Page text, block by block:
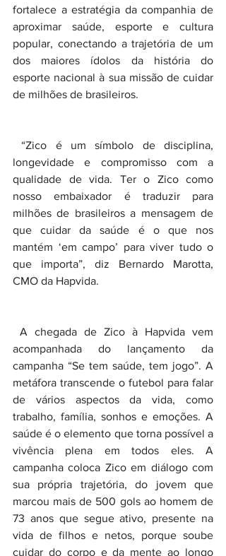
fortalece a estratégia da companhia de
aproximar saúde, esporte e cultura
popular, conectando a trajetória de um
dos maiores ídolos da história do
esporte nacional à sua missão de cuidar
de milhões de brasileiros.
“Zico é um símbolo de disciplina,
longevidade e compromisso com a
qualidade de vida. Ter o Zico como
nosso embaixador é traduzir para
milhões de brasileiros a mensagem de
que cuidar da saúde é o que nos
mantém ‘em campo’ para viver tudo o
que importa”, diz Bernardo Marotta,
CMO da Hapvida.
A chegada de Zico à Hapvida vem
acompanhada do lançamento da
campanha “Se tem saúde, tem jogo”. A
metáfora transcende o futebol para falar
de vários aspectos da vida, como
trabalho, família, sonhos e emoções. A
saúde é o elemento que torna possível a
vivência plena em todos eles. A
campanha coloca Zico em diálogo com
sua própria trajetória, do jovem que
marcou mais de 500 gols ao homem de
73 anos que segue ativo, presente na
vida de filhos e netos, porque soube
cuidar do corpo e da mente ao longo